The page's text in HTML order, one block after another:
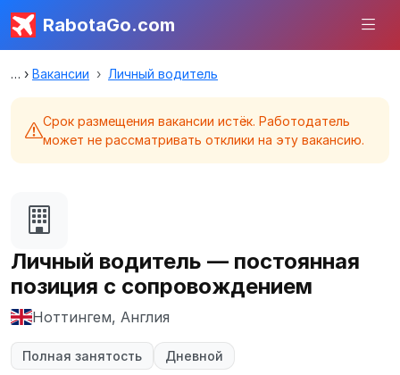
RabotaGo.com
Вакансии Личный водитель
Срок размещения вакансии истёк. Работодатель
может не рассматривать отклики на эту вакансию.
Личный водитель — постоянная
позиция с сопровождением
Ноттингем, Англия
Полная занятость Дневной